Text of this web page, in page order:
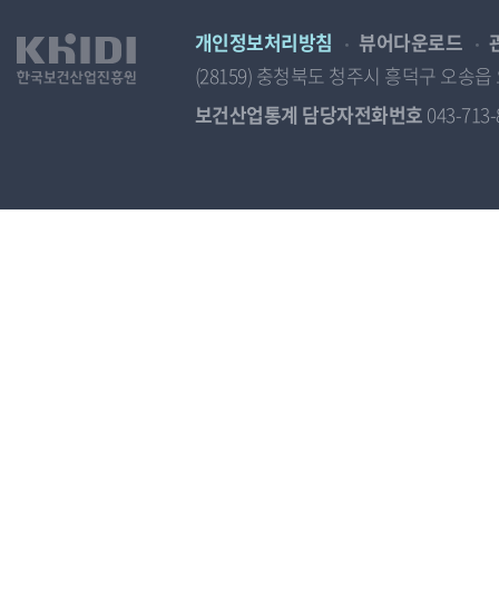
개인정보처리방침 뷰어다운로드
(28159) 충청북도 청주시 흥덕구 오송
보건산업통계 담당자전화번호 043-